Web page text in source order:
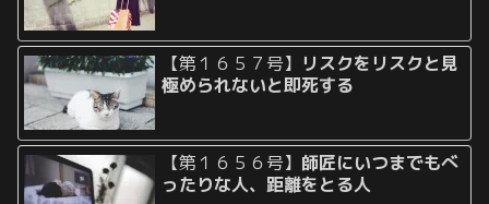
【第１６５７号】 リスクをリスクと見
極められないと即死する
【第１６５６号】 師匠にいつまでもべ
ったりな人、距離をとる人